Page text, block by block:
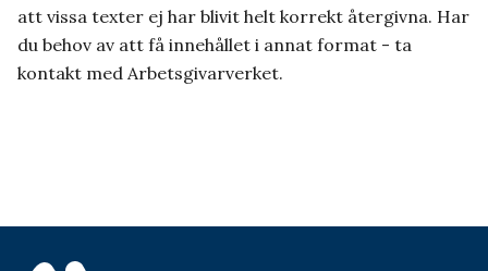
att vissa texter ej har blivit helt korrekt återgivna. Har
du behov av att få innehållet i annat format - ta
kontakt med Arbetsgivarverket.